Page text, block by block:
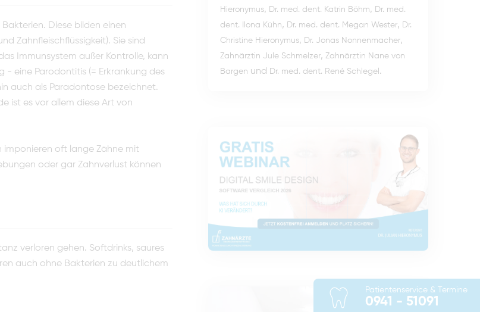
Diese bilden einen
Zahnfleischflüssigkeit). Sie sind
Immunsystem außer Kontrolle, kann
- eine Parodontitis (= Erkrankung des
auch als Paradontose bezeichnet.
ist es vor allem diese Art von
imponieren oft lange Zähne mit
oder gar Zahnverlust können
verloren gehen. Softdrinks, saures
auch ohne Bakterien zu deutlichem
Hieronymus, Dr. med. dent. Katrin Böhm, Dr. med.
dent. Ilona Kühn, Dr. med. dent. Megan Wester, Dr.
Christine Hieronymus, Dr. Jonas Nonnenmacher,
Zahnärztin Jule Schmelzer, Zahnärztin Nane von
Bargen und Dr. med. dent. René Schlegel .
Patientenservice & Termine
0941 - 51091